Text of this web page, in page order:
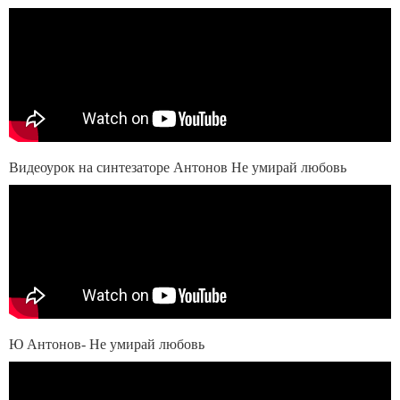
Видеоурок на синтезаторе Антонов Не умирай любовь
Ю Антонов- Не умирай любовь